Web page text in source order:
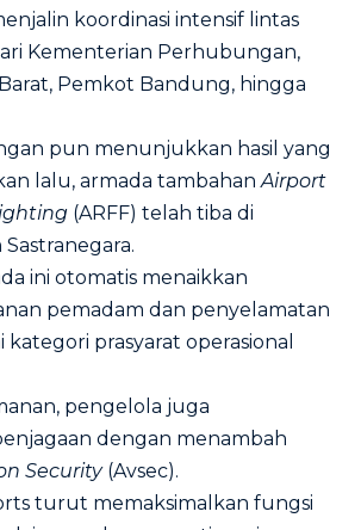
koordinasi intensif lintas
Kementerian Perhubungan,
Pemkot Bandung, hingga
pun menunjukkan hasil yang
lalu, armada tambahan Airport
(ARFF) telah tiba di
ini otomatis menaikkan
pemadam dan penyelamatan
prasyarat operasional
pengelola juga
dengan menambah
Security(Avsec).
turut memaksimalkan fungsi